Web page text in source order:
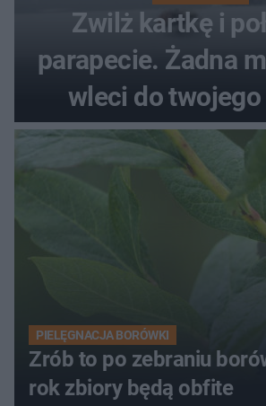
Zwilż kartkę i
parapecie. Żadna
wleci do
PIELĘGNACJA BORÓWKI
Zrób to po zebraniu
rok zbiory będą obfite